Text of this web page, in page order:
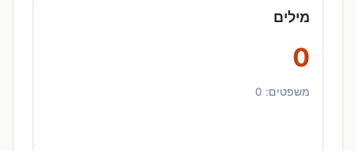
מילים
0
משפטים: 0